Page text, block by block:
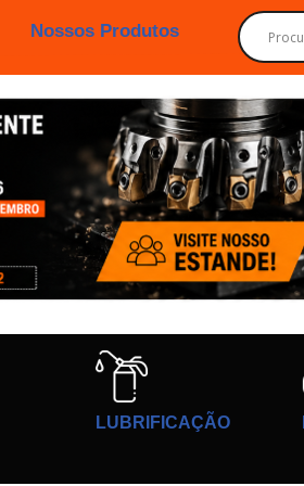
Nossos Produtos
LUBRIFICAÇÃO